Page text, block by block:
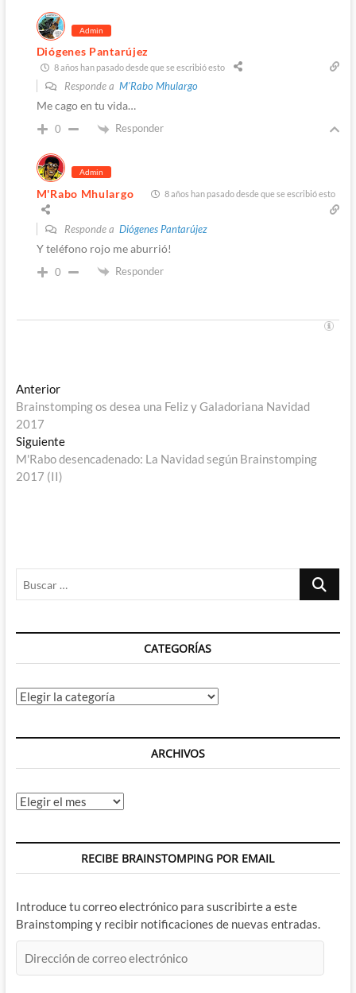
Admin
Diógenes Pantarújez
8 años han pasado desde que se escribió esto
Responde a M'Rabo Mhulargo
Me cago en tu vida…
0 Responder
Admin
M'Rabo Mhulargo 8 años han pasado desde que se escribió esto
Responde a Diógenes Pantarújez
Y teléfono rojo me aburrió!
0 Responder
Navegación
de
entradas
AnteriorEntrada
anterior:
Brainstomping os desea una Feliz y Galadoriana Navidad
2017
SiguienteEntrada
siguiente:
M'Rabo desencadenado: La Navidad según Brainstomping
2017 (II)
Buscar
CATEGORÍAS
Categorías
ARCHIVOS
Archivos
RECIBE BRAINSTOMPING POR EMAIL
Introduce tu correo electrónico para suscribirte a este
Brainstomping y recibir notificaciones de nuevas entradas.
de